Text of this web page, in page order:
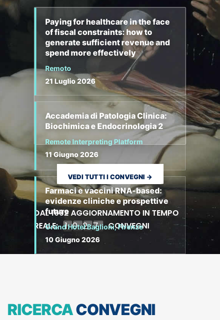
Paying for healthcare in the face
of fiscal constraints: how to
generate sufficient revenue and
spend more effectively
Remoto
21 Luglio 2026
Accademia di Patologia Clinica:
Biochimica e Endocrinologia 2
Remote Interpreting Platform
11 Giugno 2026
Farmaci e vaccini RNA-based:
evidenze cliniche e prospettive
future
Grand Hotel Baglioni, Firenze
10 Giugno 2026
29 Maggio 2026
VEDI TUTTI I CONVEGNI →
DAL 1992 AGGIORNAMENTO IN TEMPO
REALE: 1027 CONVEGNI
RICERCACONVEGNI